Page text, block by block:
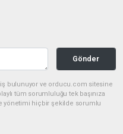
Gönder
bulunuyor ve orducu.com sitesine
tüm sorumluluğu tek başınıza
yönetimi hiçbir şekilde sorumlu